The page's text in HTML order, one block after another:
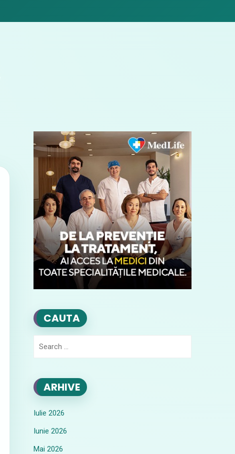
CAUTA
ARHIVE
Iulie 2026
Iunie 2026
Mai 2026